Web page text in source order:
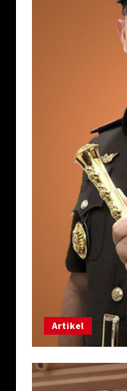
Artikel